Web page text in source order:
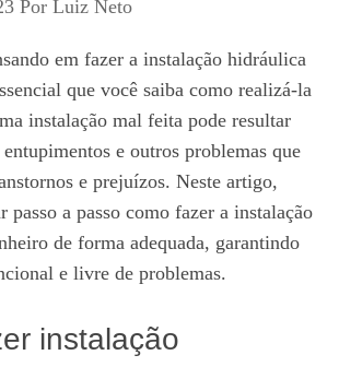
Por Luiz Neto
em fazer a instalação hidráulica
que você saiba como realizá-la
instalação mal feita pode resultar
e outros problemas que
e prejuízos. Neste artigo,
passo a passo como fazer a instalação
de forma adequada, garantindo
e livre de problemas.
instalação